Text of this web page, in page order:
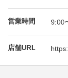
営業時間 9:00
店舗URL